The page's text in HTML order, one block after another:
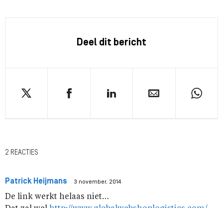
Deel dit bericht
2 REACTIES
Patrick Heijmans 3 november, 2014
De link werkt helaas niet…